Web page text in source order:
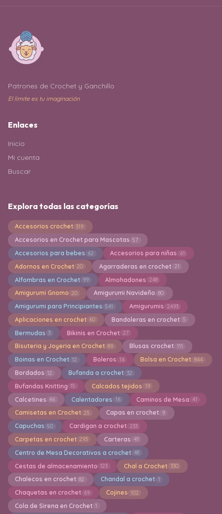
Patrones de Crochet y Ganchillo
El límite es tu imaginación
Enlaces
Inicio
Mi cuenta
Buscar
Explora todas las categorías
Accesorios crochet 319
Accesorios en Crochet para Mascotas 57
Accesorios para bebes 62 Accesorios para niñas 61
Adornos en Crochet 20 Agarraderas en crochet 21
Alfombras en Crochet 99 Almohadones 248
Amigurumi Gnomo 20 Amigurumi Navideño 80
Amigurumi para Principiantes 541 Amigurumis 2493
Aplicaciones en crochet 60 Bandoleras en crochet 5
Bermudas 3 Bikinis en Crochet 27
Bisuteria y Joyeria en Crochet 89 Blusas crochet 111
Boinas en Crochet 12 Boleros 14 Bolsa en Crochet 844
Bordados 12 Bufanda a crochet 32
Bufandas Knitting 15 Calcados tejidos 19
Calcetines 46 Calentadores 16 Caminos de Mesa 41
Camisetas en Crochet 25 Capas en crochet 9
Capuchas 50 Cardigan a crochet 233
Carpetas en crochet 293 Carteras 41
Centro de Mesa Decorativos a crochet 48
Cestas de almacenamiento 123 Chal a Crochet 330
Chalecos en crochet 82 Chandal a crochet 1
Chaquetas en crochet 69 Cojines 102
Cola de Sirena en Crochet 1